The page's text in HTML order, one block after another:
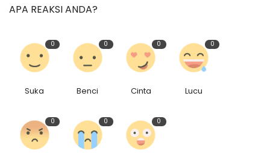
APA REAKSI ANDA?
0
Suka
0
Benci
0
Cinta
0
Lucu
0 0 0